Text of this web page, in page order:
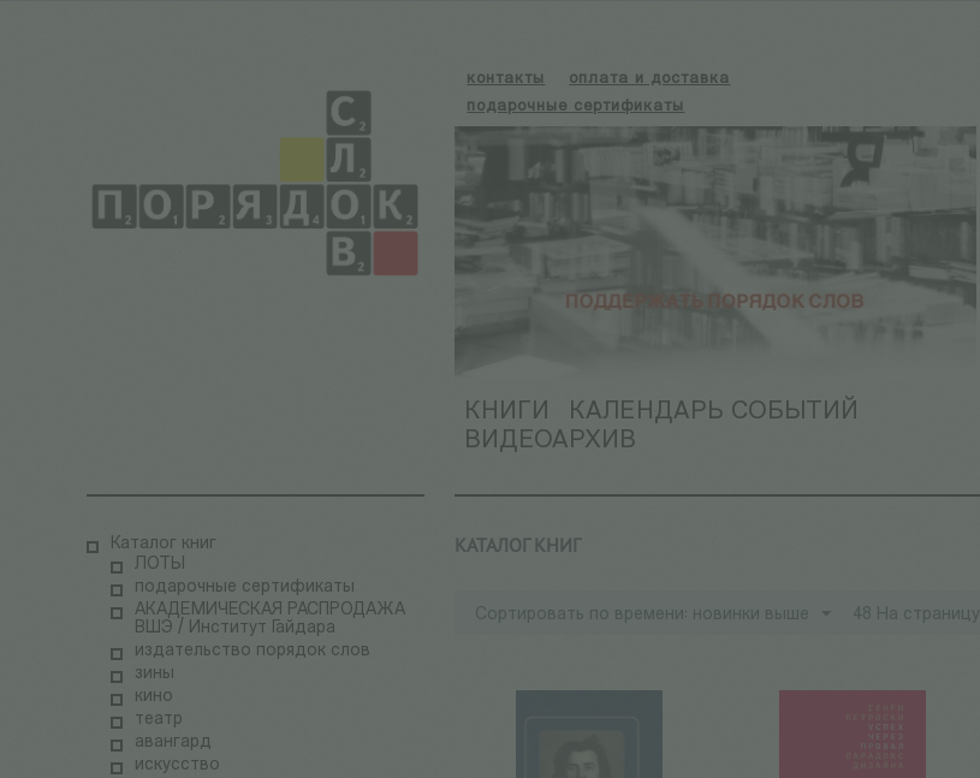
контакты
оплата и доставка
подарочные сертификаты
КНИГИ
КАЛЕНДАРЬ СОБЫТИЙ
ВИДЕОАРХИВ
Каталог книг
ЛОТЫ
подарочные сертификаты
АКАДЕМИЧЕСКАЯ РАСПРОДАЖА
ВШЭ / Институт Гайдара
издательство порядок слов
зины
кино
театр
авангард
искусство
КАТАЛОГ КНИГ
Сортировать по времени: новинки выше 48 На страницу